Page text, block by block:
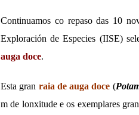
Continuamos co repaso das 10
Exploración de Especies (IISE)
auga doce.
Esta gran raia de auga doce (
m de lonxitude e os exemplares